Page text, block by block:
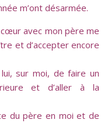
m’ont désarmée.
avec mon père me
et d’accepter encore
sur moi, de faire un
et d’aller à la
du père en moi et de